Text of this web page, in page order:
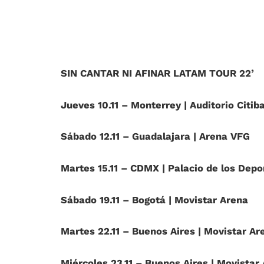
SIN CANTAR NI AFINAR LATAM TOUR 22’
Jueves 10.11 – Monterrey | Auditorio
Sábado 12.11 – Guadalajara | Arena VFG
Martes 15.11 – CDMX | Palacio de los
Sábado 19.11 – Bogotá | Movistar Arena
Martes 22.11 – Buenos Aires | Movistar